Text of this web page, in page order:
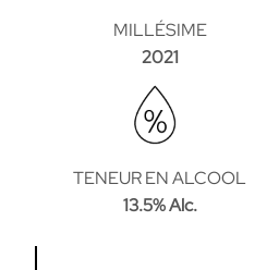
MILLÉSIME
2021
TENEUR EN ALCOOL
13.5% Alc.